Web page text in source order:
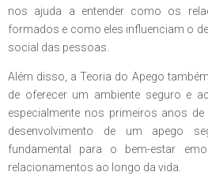
nos ajuda a entender como os
formados e como eles influenciam o
social das pessoas.
Além disso, a Teoria do Apego
de oferecer um ambiente seguro e
especialmente nos primeiros anos
desenvolvimento de um apego
fundamental para o bem-estar
relacionamentos ao longo da vida.